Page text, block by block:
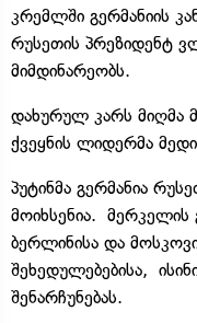
კრემლში გერმანიის
რუსეთის პრეზიდენტ
მიმდინარეობს.
დახურულ კარს მიღმა
ქვეყნის ლიდერმა
პუტინმა გერმანია
მოიხსენია. მერკელის
ბერლინისა და
შეხედულებებისა,
შენარჩუნებას.